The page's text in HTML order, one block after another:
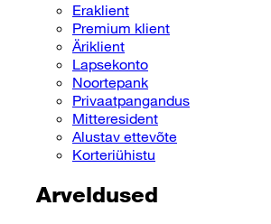
Eraklient
Premium klient
Äriklient
Lapsekonto
Noortepank
Privaatpangandus
Mitteresident
Alustav ettevõte
Korteriühistu
Arveldused